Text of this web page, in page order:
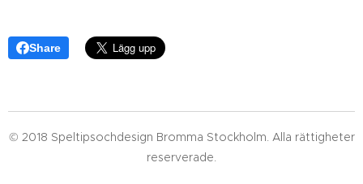
Share
© 2018 Speltipsochdesign Bromma Stockholm. Alla rättigheter
reserverade.